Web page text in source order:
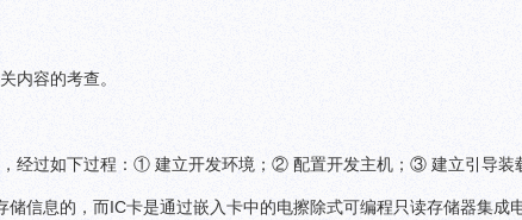
内容的考查。
经过如下过程：① 建立开发环境；② 配置开发主机；③ 建立引导装
储信息的，而IC卡是通过嵌入卡中的电擦除式可编程只读存储器集成